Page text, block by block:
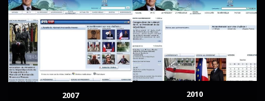
2007 2010